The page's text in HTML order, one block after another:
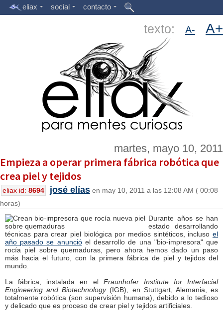
eliax social contacto
texto: A- A+
martes, mayo 10, 2011
Empieza a operar primera fábrica robótica que
crea piel y tejidos
eliax id: 8694 josé elías en may 10, 2011 a las 12:08 AM ( 00:08
horas)
Durante años se han
estado desarrollando
técnicas para crear piel biológica por medios sintéticos, incluso el
año pasado se anuncióel desarrollo de una "bio-impresora" que
rocía piel sobre quemaduras, pero ahora hemos dado un paso
más hacia el futuro, con la primera fábrica de piel y tejidos del
mundo.
La fábrica, instalada en el Fraunhofer Institute for Interfacial
Engineering and Biotechnology(IGB), en Stuttgart, Alemania, es
totalmente robótica (son supervisión humana), debido a lo tedioso
y delicado que es proceso de crear piel y tejidos artificiales.